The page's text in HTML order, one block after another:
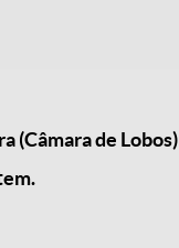
(Câmara de Lobos)